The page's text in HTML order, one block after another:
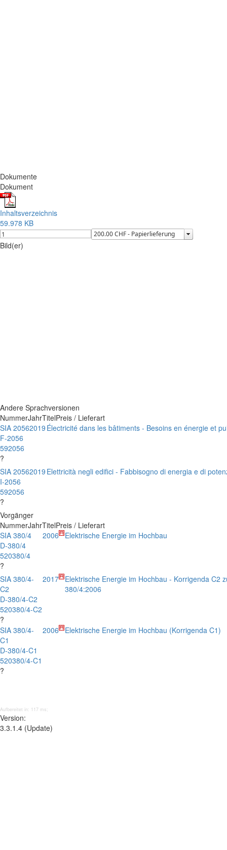
Dokumente
Dokument
Inhaltsverzeichnis
59.978 KB
Bild(er)
Andere Sprachversionen
NummerJahrTitelPreis / Lieferart
SIA 2056
F-2056
592056
?
2019 Électricité dans les bâtiments - Besoins en énergie et
SIA 2056
I-2056
592056
?
2019 Elettricità negli edifici - Fabbisogno di energia e di
Vorgänger
NummerJahrTitelPreis / Lieferart
SIA 380/4
D-380/4
520380/4
?
2006 Elektrische Energie im Hochbau
SIA 380/4-
C2
D-380/4-C2
520380/4-C2
?
2017
Elektrische Energie im Hochbau - Korrigenda C2
380/4:2006
SIA 380/4-
C1
D-380/4-C1
520380/4-C1
?
2006 Elektrische Energie im Hochbau (Korrigenda C1)
Aufbereitet in: 117 ms;
Version:
3.3.1.4 (Update)